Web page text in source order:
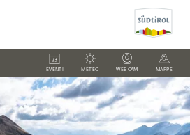
EVENTI METEO WEBCAM MAPPS